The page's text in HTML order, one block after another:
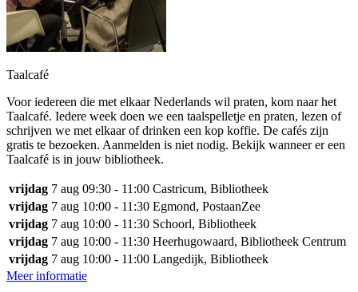
Taalcafé
Voor iedereen die met elkaar Nederlands wil praten, kom naar het
Taalcafé. Iedere week doen we een taalspelletje en praten, lezen of
schrijven we met elkaar of drinken een kop koffie. De cafés zijn
gratis te bezoeken. Aanmelden is niet nodig. Bekijk wanneer er een
Taalcafé is in jouw bibliotheek.
vrijdag 7 aug 09:30 - 11:00 Castricum, Bibliotheek
vrijdag 7 aug 10:00 - 11:30 Egmond, PostaanZee
vrijdag 7 aug 10:00 - 11:30 Schoorl, Bibliotheek
vrijdag 7 aug 10:00 - 11:30 Heerhugowaard, Bibliotheek Centrum
vrijdag 7 aug 10:00 - 11:00 Langedijk, Bibliotheek
Meer informatie